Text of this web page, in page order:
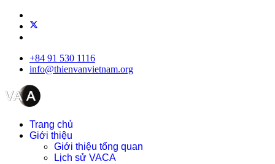
+84 91 530 1116
info@thienvanvietnam.org
Trang chủ
Giới thiệu
Giới thiệu tổng quan
Lịch sử VACA